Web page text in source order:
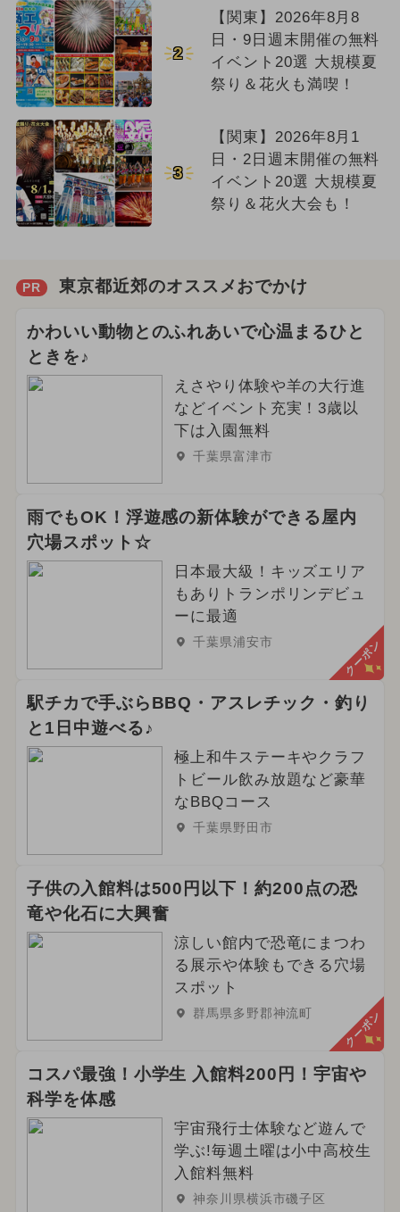
2
【関東】2026年8月8
日・9日週末開催の無料
イベント20選 大規模夏
祭り＆花火も満喫！
3
【関東】2026年8月1
日・2日週末開催の無料
イベント20選 大規模夏
祭り＆花火大会も！
PR 東京都近郊のオススメおでかけ
かわいい動物とのふれあいで心温まるひと
ときを♪
えさやり体験や羊の大行進
などイベント充実！3歳以
下は入園無料
千葉県富津市
雨でもOK！浮遊感の新体験ができる屋内
穴場スポット☆
日本最大級！キッズエリア
もありトランポリンデビュ
ーに最適
千葉県浦安市 クーポン
駅チカで手ぶらBBQ・アスレチック・釣り
と1日中遊べる♪
極上和牛ステーキやクラフ
トビール飲み放題など豪華
なBBQコース
千葉県野田市
子供の入館料は500円以下！約200点の恐
竜や化石に大興奮
涼しい館内で恐竜にまつわ
る展示や体験もできる穴場
スポット
群馬県多野郡神流町 クーポン
コスパ最強！小学生 入館料200円！宇宙や
科学を体感
宇宙飛行士体験など遊んで
学ぶ!毎週土曜は小中高校生
入館料無料
神奈川県横浜市磯子区